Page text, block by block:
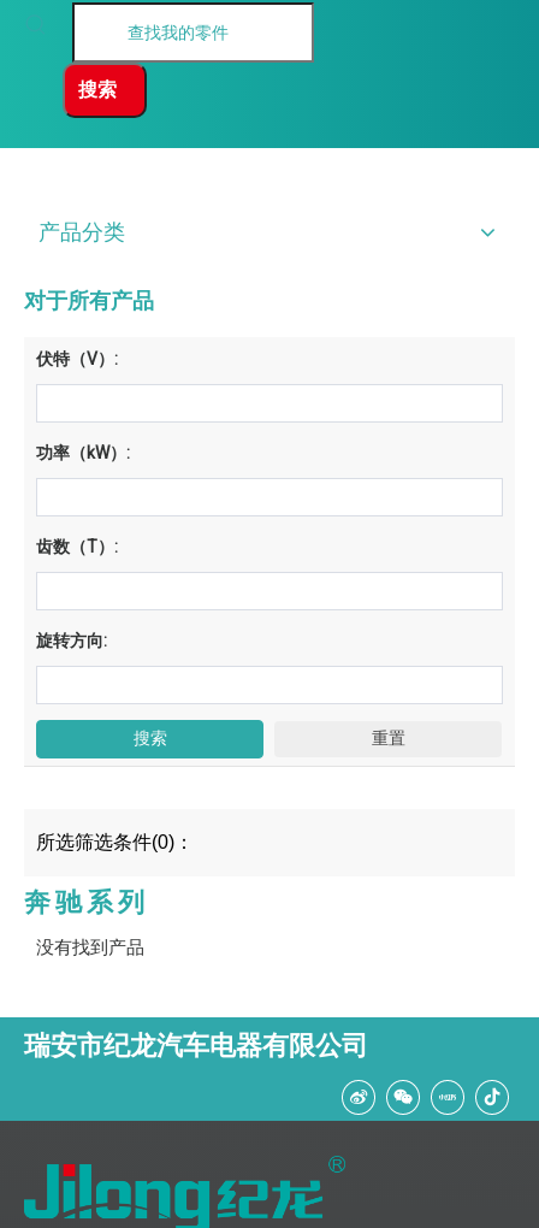
搜索
产品分类
对于所有产品
伏特（V）:
功率（kW）:
齿数（T）:
旋转方向:
所选筛选条件(0)：
奔驰系列
没有找到产品
瑞安市纪龙汽车电器有限公司